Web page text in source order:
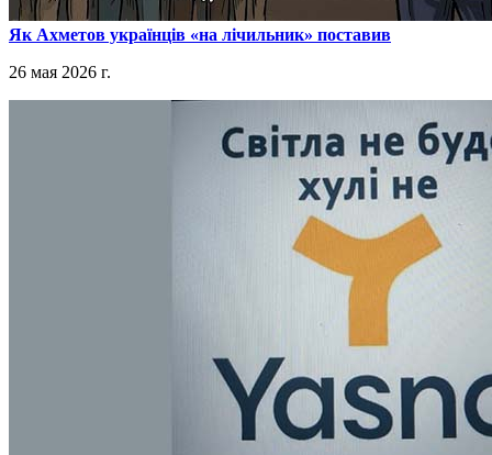
​Як Ахметов українців «на лічильник» поставив
26 мая 2026 г.